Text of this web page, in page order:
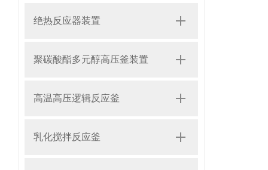
绝热反应器装置
聚碳酸酯多元醇高压釜装置
高温高压逻辑反应釜
乳化搅拌反应釜